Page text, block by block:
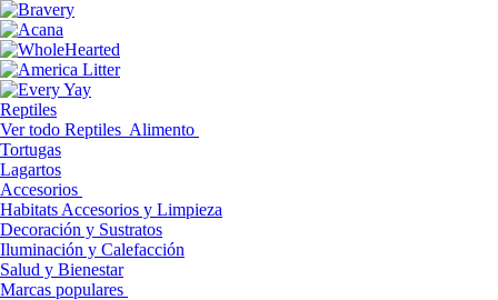
Reptiles
Ver todo Reptiles Alimento
Tortugas
Lagartos
Accesorios
Habitats Accesorios y Limpieza
Decoración y Sustratos
Iluminación y Calefacción
Salud y Bienestar
Marcas populares